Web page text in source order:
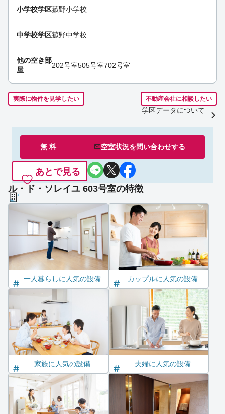
小学校学区菰野小学校
中学校学区菰野中学校
他の空き部
屋
202号室505号室702号室
実際に物件を見学したい 不動産会社に相談したい
学区データについて
無 料 空室状況を問い合わせする
あとで見る
ル・ド・ソレイユ 603号室の特徴
一人暮らしに人気の設備 カップルに人気の設備
家族に人気の設備 夫婦に人気の設備